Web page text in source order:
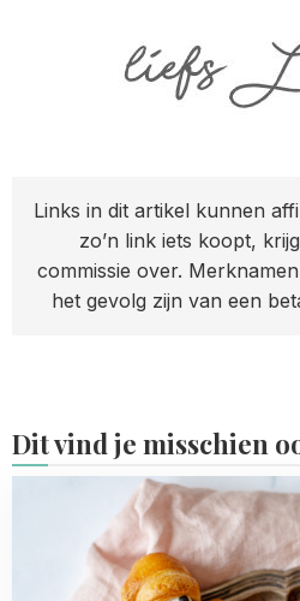
Links in dit artikel kunnen
zo’n link iets koopt,
commissie over.
het gevolg zijn van een
Dit vind je misschien
Knakworst